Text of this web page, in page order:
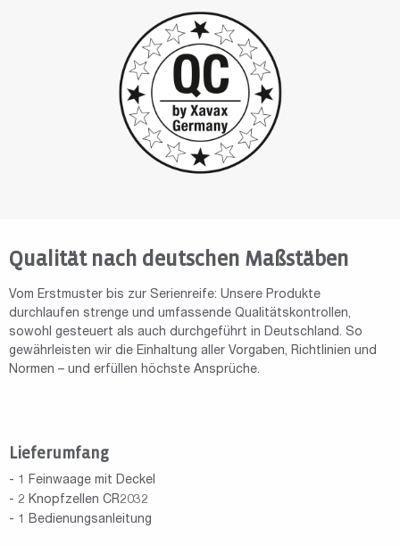
Qualität nach deutschen Maßstäben
Vom Erstmuster bis zur Serienreife: Unsere Produkte
durchlaufen strenge und umfassende Qualitätskontrollen,
sowohl gesteuert als auch durchgeführt in Deutschland. So
gewährleisten wir die Einhaltung aller Vorgaben, Richtlinien und
Normen – und erfüllen höchste Ansprüche.
Lieferumfang
- 1 Feinwaage mit Deckel
- 2 Knopfzellen CR2032
- 1 Bedienungsanleitung